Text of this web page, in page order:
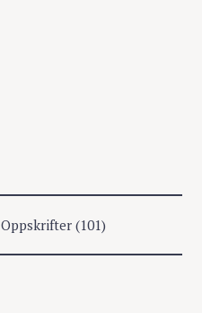
Oppskrifter (101)